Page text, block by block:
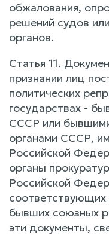
обжалования,
решений судов
органов.
Статья 11.
признании лиц
политических
государствах -
СССР или
органами СССР,
Российской
органы
Российской
соответствующих
бывших союзных
эти документы,